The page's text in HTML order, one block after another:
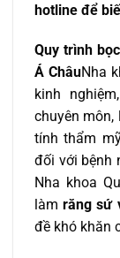
hotline để
Quy trình
Á ChâuNha
kinh
chuyên môn,
tính thẩm
đối với bệnh
Nha khoa
làmrăng sứ
đề khó khăn